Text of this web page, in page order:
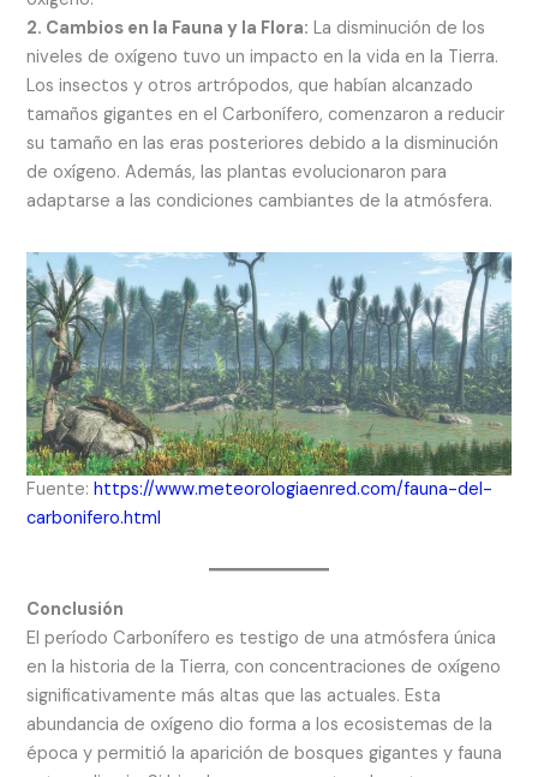
2. Cambios en la Fauna y la Flora: La disminución de los
niveles de oxígeno tuvo un impacto en la vida en la Tierra.
Los insectos y otros artrópodos, que habían alcanzado
tamaños gigantes en el Carbonífero, comenzaron a reducir
su tamaño en las eras posteriores debido a la disminución
de oxígeno. Además, las plantas evolucionaron para
adaptarse a las condiciones cambiantes de la atmósfera.
Fuente:https://www.meteorologiaenred.com/fauna-del-
carbonifero.html
Conclusión
El período Carbonífero es testigo de una atmósfera única
en la historia de la Tierra, con concentraciones de oxígeno
significativamente más altas que las actuales. Esta
abundancia de oxígeno dio forma a los ecosistemas de la
época y permitió la aparición de bosques gigantes y fauna